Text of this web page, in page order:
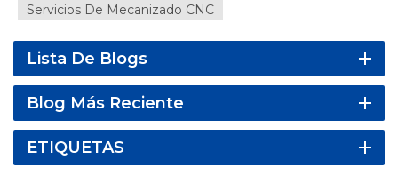
Servicios De Mecanizado CNC
Lista De Blogs
Blog Más Reciente
ETIQUETAS